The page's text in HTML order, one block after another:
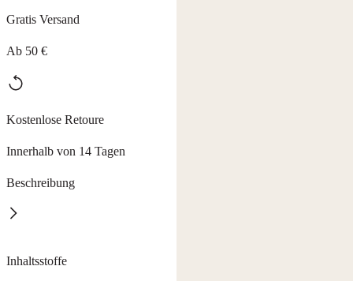
Gratis Versand
Ab 50 €
Kostenlose Retoure
Innerhalb von 14 Tagen
Beschreibung
Der Botanica Men Deo Roll-on vereint eine starke desodorierende
Inhaltsstoffe